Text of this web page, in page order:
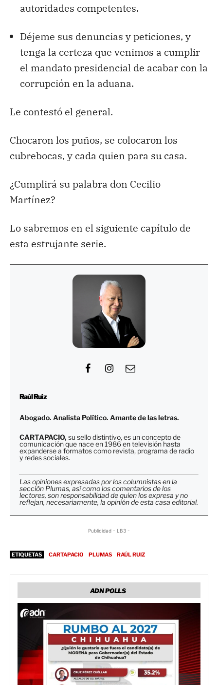
autoridades competentes.
Déjeme sus denuncias y peticiones, y
tenga la certeza que venimos a cumplir
el mandato presidencial de acabar con la
corrupción en la aduana.
Le contestó el general.
Chocaron los puños, se colocaron los
cubrebocas, y cada quien para su casa.
¿Cumplirá su palabra don Cecilio
Martínez?
Lo sabremos en el siguiente capítulo de
esta estrujante serie.
Raúl Ruiz
Abogado. Analista Político. Amante de las letras.
CARTAPACIO, su sello distintivo, es un concepto de
comunicación que nace en 1986 en televisión hasta
expanderse a formatos como revista, programa de radio
y redes sociales.
Las opiniones expresadas por los columnistas en la
sección Plumas, así como los comentarios de los
lectores, son responsabilidad de quien los expresa y no
reflejan, necesariamente, la opinión de esta casa editorial.
Publicidad - LB3 -
ETIQUETAS CARTAPACIO PLUMAS RAÚL RUIZ
ADN POLLS